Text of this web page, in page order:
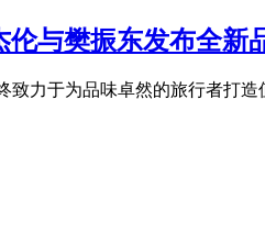
与樊振东发布全新
致力于为品味卓然的旅行者打